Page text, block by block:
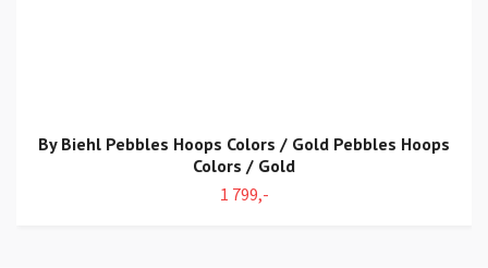
By Biehl Pebbles Hoops Colors / Gold Pebbles Hoops
Colors / Gold
1 799,-